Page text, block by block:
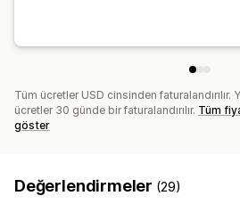
Tüm ücretler USD cinsinden faturalandırılır.
ücretler 30 günde bir faturalandırılır. Tüm
göster
Değerlendirmeler (29)